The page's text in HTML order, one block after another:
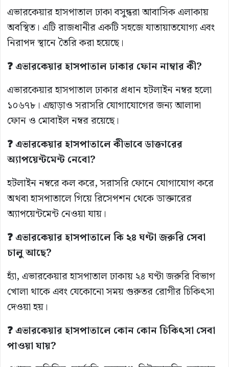
এভারকেয়ার হাসপাতাল ঢাকা বসুন্ধরা আবাসিক এলাকায়
অবস্থিত। এটি রাজধানীর একটি সহজে যাতায়াতযোগ্য এবং
নিরাপদ স্থানে তৈরি করা হয়েছে।
❓ এভারকেয়ার হাসপাতাল ঢাকার ফোন নাম্বার কী?
এভারকেয়ার হাসপাতাল ঢাকার প্রধান হটলাইন নম্বর হলো
১০৬৭৮। এছাড়াও সরাসরি যোগাযোগের জন্য আলাদা
ফোন ও মোবাইল নম্বর রয়েছে।
❓ এভারকেয়ার হাসপাতালে কীভাবে ডাক্তারের
অ্যাপয়েন্টমেন্ট নেবো?
হটলাইন নম্বরে কল করে, সরাসরি ফোনে যোগাযোগ করে
অথবা হাসপাতালে গিয়ে রিসেপশন থেকে ডাক্তারের
অ্যাপয়েন্টমেন্ট নেওয়া যায়।
❓ এভারকেয়ার হাসপাতালে কি ২৪ ঘণ্টা জরুরি সেবা
চালু আছে?
হ্যাঁ, এভারকেয়ার হাসপাতাল ঢাকায় ২৪ ঘণ্টা জরুরি বিভাগ
খোলা থাকে এবং যেকোনো সময় গুরুতর রোগীর চিকিৎসা
দেওয়া হয়।
❓ এভারকেয়ার হাসপাতালে কোন কোন চিকিৎসা সেবা
পাওয়া যায়?